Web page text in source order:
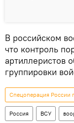
В российском
что контроль
артиллеристов
группировки
Спецоперация России
Россия ВСУ